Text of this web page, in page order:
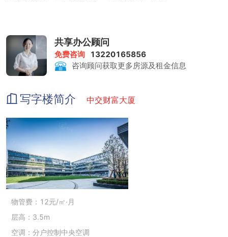
租金包含：前台服务、物管费、家具、水电、咖啡茶水、日常清洁、
网络配置、打印复印、会议室
会议室：赠送时长4小时/人 ；收费标准 100 元/小时
共享办公顾问
免费咨询
13220165856
咨询顾问获取更多房源及租金信息
写字楼简介 中交财富大厦
物管费：12元/㎡·月
层高：3.5m
空调：分户控制中央空调